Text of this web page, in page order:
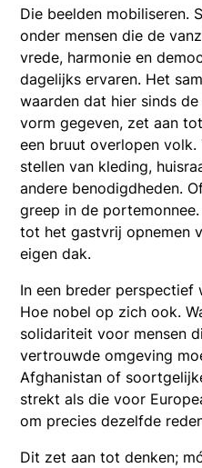
Die beelden mobiliseren.
onder mensen die de
vrede, harmonie en
dagelijks ervaren. Het
waarden dat hier sinds
vorm gegeven, zet aan
een bruut overlopen
stellen van kleding,
andere benodigdheden.
greep in de
tot het gastvrij opnemen
eigen dak.
In een breder
Hoe nobel op zich ook.
solidariteit voor mensen
vertrouwde omgeving
Afghanistan of
strekt als die voor
om precies dezelfde
Dit zet aan tot denken;